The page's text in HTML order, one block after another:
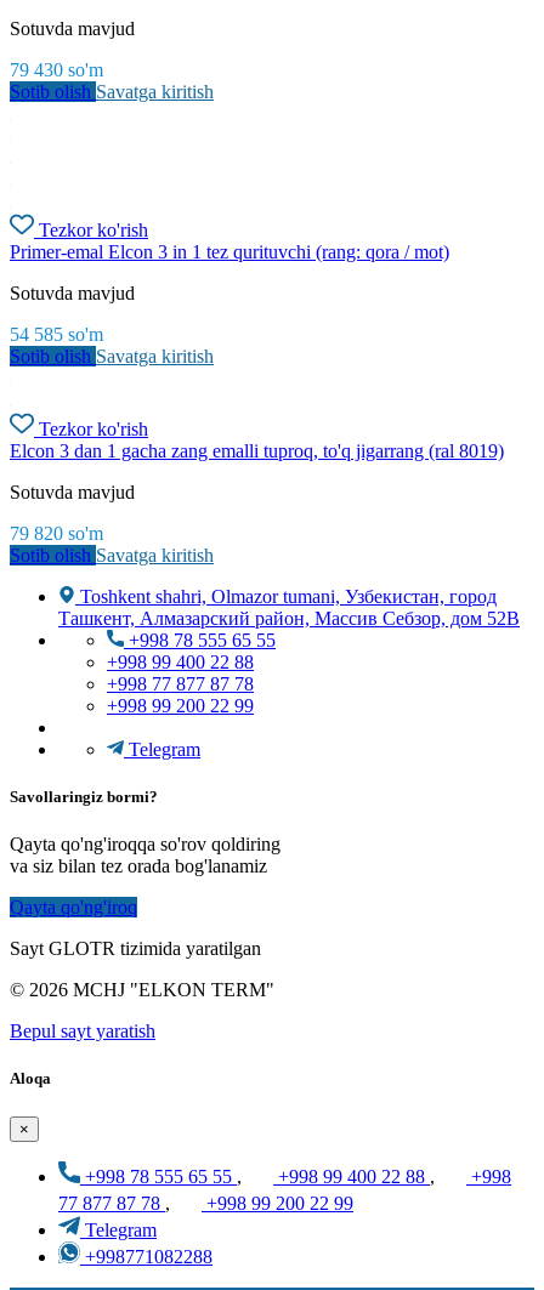
Sotuvda mavjud
79 430 so'm
Sotib olish Savatga kiritish
Tezkor ko'rish
Primer-emal Elcon 3 in 1 tez qurituvchi (rang: qora / mot)
Sotuvda mavjud
54 585 so'm
Sotib olish Savatga kiritish
Tezkor ko'rish
Elcon 3 dan 1 gacha zang emalli tuproq, to'q jigarrang (ral 8019)
Sotuvda mavjud
79 820 so'm
Sotib olish Savatga kiritish
Toshkent shahri, Olmazor tumani, Узбекистан, город
Ташкент, Алмазарский район, Массив Себзор, дом 52В
+998 78 555 65 55
+998 99 400 22 88
+998 77 877 87 78
+998 99 200 22 99
Telegram
Savollaringiz bormi?
Qayta qo'ng'iroqqa so'rov qoldiring
va siz bilan tez orada bog'lanamiz
Qayta qo'ng'iroq
Sayt GLOTR tizimida yaratilgan
© 2026 MCHJ "ELKON TERM"
Bepul sayt yaratish
Aloqa
×
+998 78 555 65 55 , +998 99 400 22 88 ,
+998
77 877 87 78 ,
+998 99 200 22 99
Telegram
+998771082288